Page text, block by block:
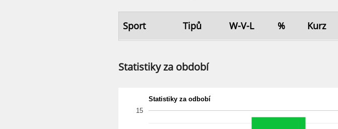
Sport Tipů W-V-L % Kurz
Statistiky za období
Statistiky za odbobí
15